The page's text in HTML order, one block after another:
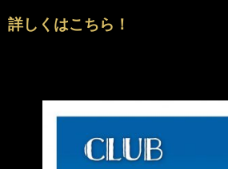
詳しくはこちら！